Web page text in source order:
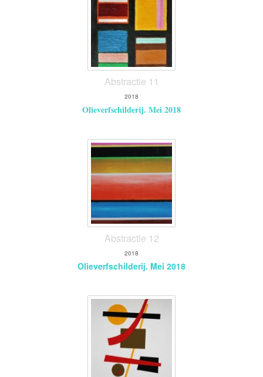
Abstractie 11
2018
Olieverfschilderij. Mei 2018
Abstractie 12
2018
Olieverfschilderij. Mei 2018